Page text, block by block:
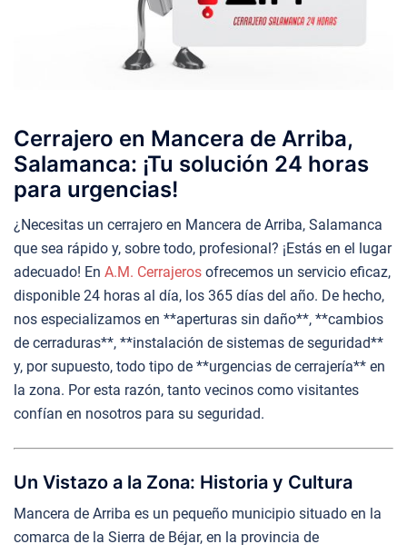
Cerrajero en Mancera de Arriba,
Salamanca: ¡Tu solución 24 horas
para urgencias!
¿Necesitas un cerrajero en Mancera de Arriba, Salamanca
que sea rápido y, sobre todo, profesional? ¡Estás en el lugar
adecuado! En A.M. Cerrajeros ofrecemos un servicio eficaz,
disponible 24 horas al día, los 365 días del año. De hecho,
nos especializamos en **aperturas sin daño**, **cambios
de cerraduras**, **instalación de sistemas de seguridad**
y, por supuesto, todo tipo de **urgencias de cerrajería** en
la zona. Por esta razón, tanto vecinos como visitantes
confían en nosotros para su seguridad.
Un Vistazo a la Zona: Historia y Cultura
Mancera de Arriba es un pequeño municipio situado en la
comarca de la Sierra de Béjar, en la provincia de